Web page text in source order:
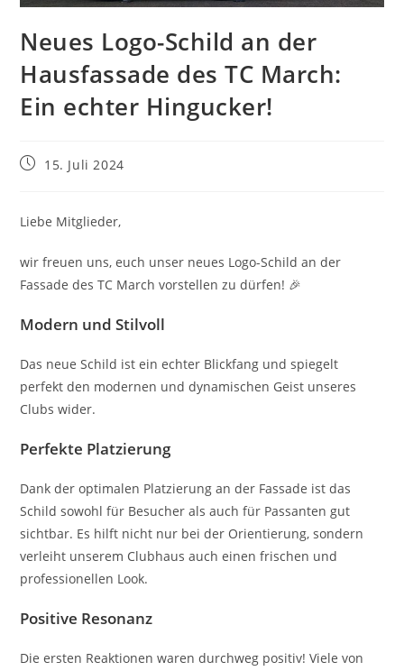
Neues Logo-Schild an der
Hausfassade des TC March:
Ein echter Hingucker!
Beitrag15. Juli 2024
Liebe Mitglieder,
wir freuen uns, euch unser neues Logo-Schild an der
Fassade des TC March vorstellen zu dürfen! 🎉
Modern und Stilvoll
Das neue Schild ist ein echter Blickfang und spiegelt
perfekt den modernen und dynamischen Geist unseres
Clubs wider.
Perfekte Platzierung
Dank der optimalen Platzierung an der Fassade ist das
Schild sowohl für Besucher als auch für Passanten gut
sichtbar. Es hilft nicht nur bei der Orientierung, sondern
verleiht unserem Clubhaus auch einen frischen und
professionellen Look.
Positive Resonanz
Die ersten Reaktionen waren durchweg positiv! Viele von